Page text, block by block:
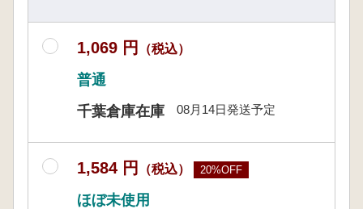
1,069 円 （税込）
普通
千葉倉庫在庫
08月14日発送予定
1,584 円 （税込） 20%OFF
ほぼ未使用